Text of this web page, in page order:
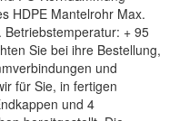
HDPE Mantelrohr Max.
Betriebstemperatur: + 95
Sie bei ihre Bestellung,
und
für Sie, in fertigen
und 4